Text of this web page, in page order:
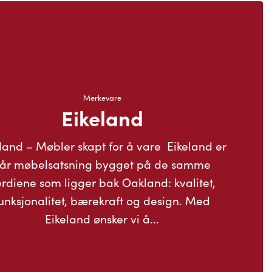
Merkevare
Eikeland
– Møbler skapt for å vare Eikeland er
møbelsatsning bygget på de samme
som ligger bak Oakland: kvalitet,
bærekraft og design. Med
Eikeland ønsker vi å...